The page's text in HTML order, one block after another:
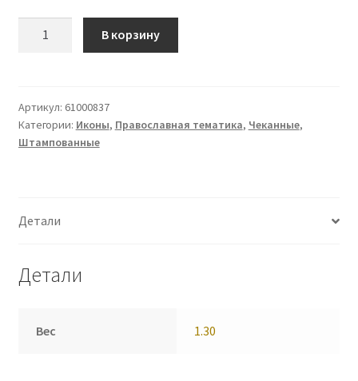
В корзину
Артикул: 61000837
Категории: Иконы, Православная тематика, Чеканные,
Штампованные
Детали
Детали
Вес 1.30